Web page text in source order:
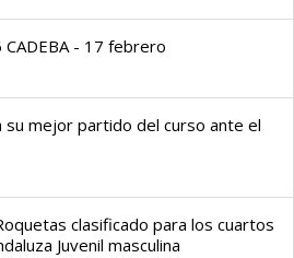
- 17 febrero
su mejor partido del curso ante el
clasificado para los cuartos
Juvenil masculina